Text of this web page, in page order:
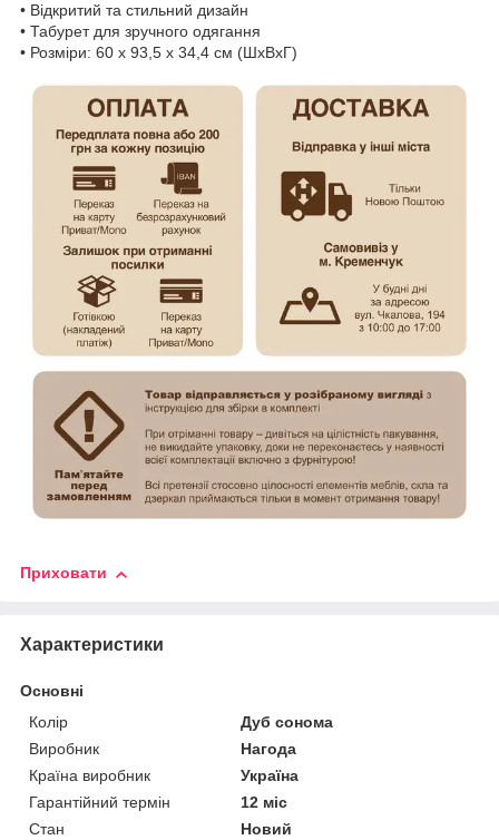
• Відкритий та стильний дизайн
• Табурет для зручного одягання
• Розміри: 60 х 93,5 х 34,4 см (ШхВхГ)
Приховати
Характеристики
Основні
Колір
Дуб сонома
Виробник
Нагода
Країна виробник
Україна
Гарантійний термін
12 міс
Стан
Новий